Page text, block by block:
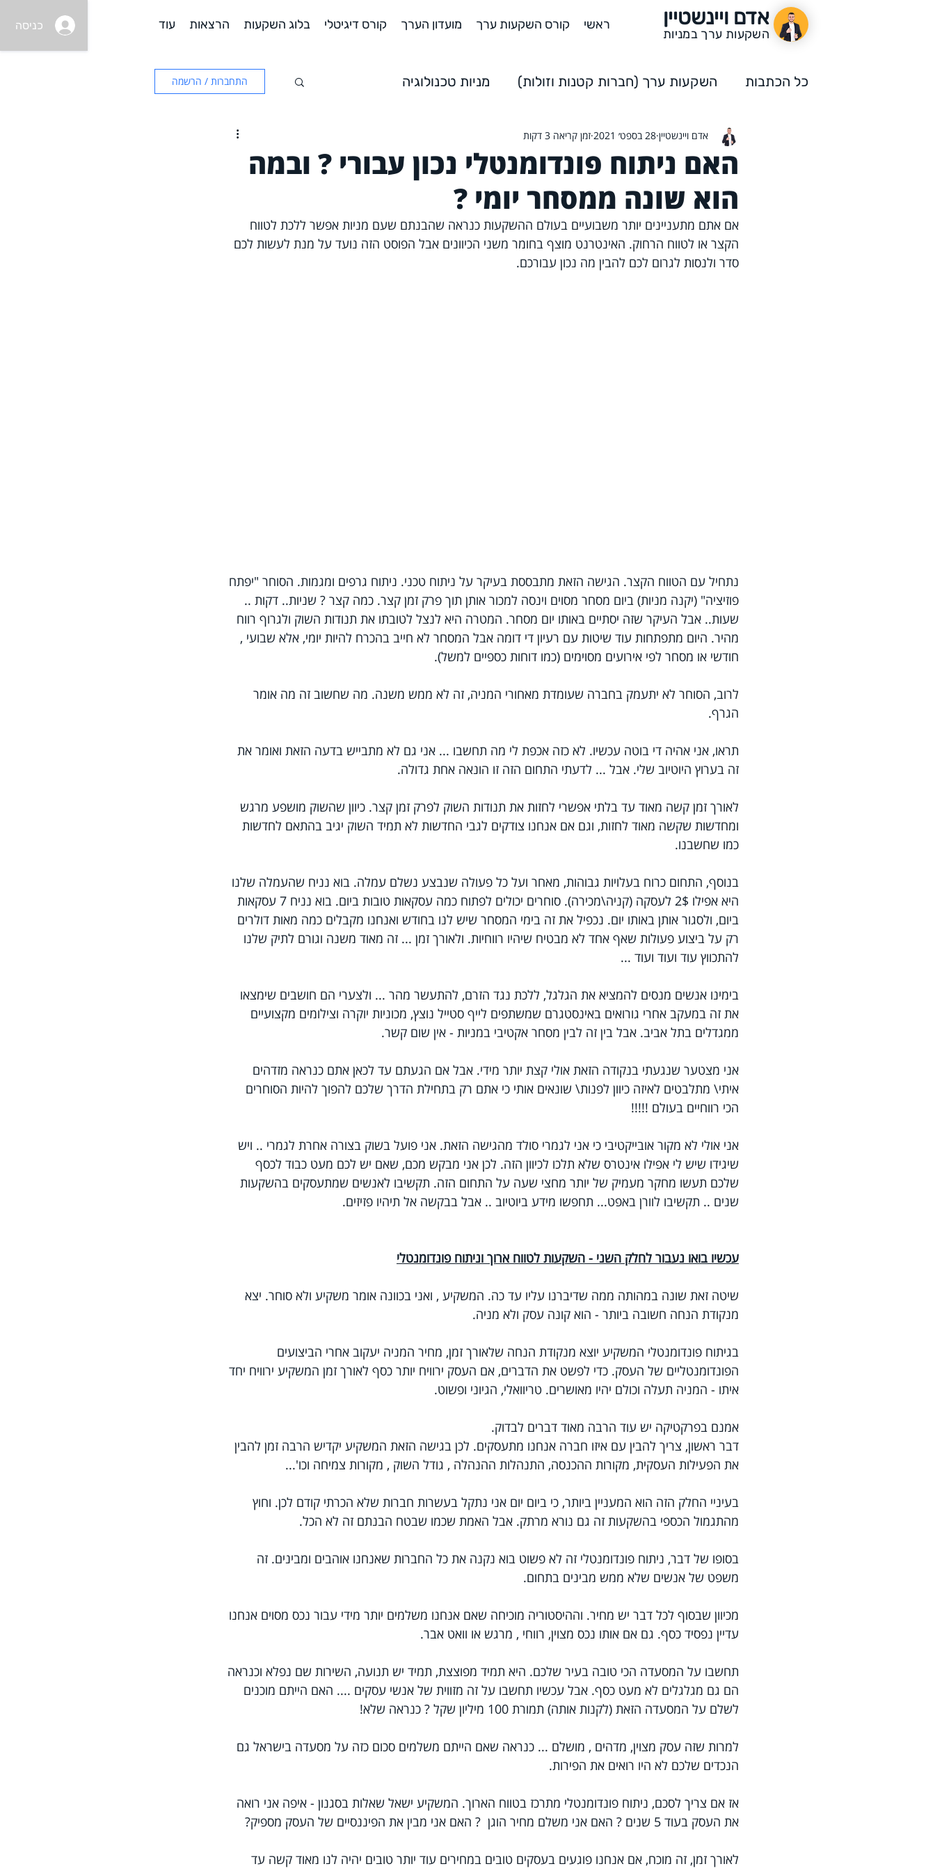
כניסה ראשי קורס השקעות ערך מועדון הערך קורס דיגיטלי בלוג השקעות הרצאות עוד אדם ויינשטיין
השקעות ערך במניות
כל הכתבות השקעות ערך (חברות קטנות וזולות) מניות טכנולוגיה
השקעות ערך תחרות ההשקעות השקעות למתחילים
התחברות / הרשמה
האם ניתוח פונדומנטלי נכון עבורי ? ובמה
הוא שונה ממסחר יומי ?
אדם ויינשטיין 28 בספט׳ 2021 זמן קריאה 3 דקות
אם אתם מתעניינים יותר משבועיים בעולם ההשקעות כנראה שהבנתם שעם מניות אפשר ללכת לטווח
הקצר או לטווח הרחוק. האינטרנט מוצף בחומר משני הכיוונים אבל הפוסט הזה נועד על מנת לעשות לכם
סדר ולנסות לגרום לכם להבין מה נכון עבורכם.
נתחיל עם הטווח הקצר. הגישה הזאת מתבססת בעיקר על ניתוח טכני. ניתוח גרפים ומגמות. הסוחר "יפתח
פוזיציה" (יקנה מניות) ביום מסחר מסוים וינסה למכור אותן תוך פרק זמן קצר. כמה קצר ? שניות.. דקות ..
שעות.. אבל העיקר שזה יסתיים באותו יום מסחר. המטרה היא לנצל לטובתו את תנודות השוק ולגרוף רווח
מהיר. היום מתפתחות עוד שיטות עם רעיון די דומה אבל המסחר לא חייב בהכרח להיות יומי, אלא שבועי ,
חודשי או מסחר לפי אירועים מסוימים (כמו דוחות כספיים למשל).
לרוב, הסוחר לא יתעמק בחברה שעומדת מאחורי המניה, זה לא ממש משנה. מה שחשוב זה מה אומר
הגרף.
תראו, אני אהיה די בוטה עכשיו. לא כזה אכפת לי מה תחשבו ... אני גם לא מתבייש בדעה הזאת ואומר את
זה בערוץ היוטיוב שלי. אבל ... לדעתי התחום הזה זו הונאה אחת גדולה.
לאורך זמן קשה מאוד עד בלתי אפשרי לחזות את תנודות השוק לפרק זמן קצר. כיוון שהשוק מושפע מרגש
ומחדשות שקשה מאוד לחזות, וגם אם אנחנו צודקים לגבי החדשות לא תמיד השוק יגיב בהתאם לחדשות
כמו שחשבנו.
בנוסף, התחום כרוח בעלויות גבוהות, מאחר ועל כל פעולה שנבצע נשלם עמלה. בוא נניח שהעמלה שלנו
היא אפילו 2$ לעסקה (קניה\מכירה). סוחרים יכולים לפתוח כמה עסקאות טובות ביום. בוא נניח 7 עסקאות
ביום, ולסגור אותן באותו יום. נכפיל את זה בימי המסחר שיש לנו בחודש ואנחנו מקבלים כמה מאות דולרים
רק על ביצוע פעולות שאף אחד לא מבטיח שיהיו רווחיות. ולאורך זמן ... זה מאוד משנה וגורם לתיק שלנו
להתכווץ עוד ועוד ועוד ...
בימינו אנשים מנסים להמציא את הגלגל, ללכת נגד הזרם, להתעשר מהר ... ולצערי הם חושבים שימצאו
את זה במעקב אחרי גורואים באינסטגרם שמשתפים לייף סטייל נוצץ, מכוניות יוקרה וצילומים מקצועיים
ממגדלים בתל אביב. אבל בין זה לבין מסחר אקטיבי במניות - אין שום קשר.
אני מצטער שנגעתי בנקודה הזאת אולי קצת יותר מידי. אבל אם הגעתם עד לכאן אתם כנראה מזדהים
איתי\ מתלבטים לאיזה כיוון לפנות\ שונאים אותי כי אתם רק בתחילת הדרך שלכם להפוך להיות הסוחרים
הכי רווחיים בעולם !!!!!
אני אולי לא מקור אובייקטיבי כי אני לגמרי סולד מהגישה הזאת. אני פועל בשוק בצורה אחרת לגמרי .. ויש
שיגידו שיש לי אפילו אינטרס שלא תלכו לכיוון הזה. לכן אני מבקש מכם, שאם יש לכם מעט כבוד לכסף
שלכם תעשו מחקר מעמיק של יותר מחצי שעה על התחום הזה. תקשיבו לאנשים שמתעסקים בהשקעות
שנים .. תקשיבו לוורן באפט... תחפשו מידע ביוטיוב .. אבל בבקשה אל תיהיו פזיזים.
עכשיו בואו נעבור לחלק השני - השקעות לטווח ארוך וניתוח פונדומנטלי
שיטה זאת שונה במהותה ממה שדיברנו עליו עד כה. המשקיע , ואני בכוונה אומר משקיע ולא סוחר. יצא
מנקודת הנחה חשובה ביותר - הוא קונה עסק ולא מניה.
בגיתוח פונדומנטלי המשקיע יוצא מנקודת הנחה שלאורך זמן, מחיר המניה יעקוב אחרי הביצועים
הפונדומנטליים של העסק. כדי לפשט את הדברים, אם העסק ירוויח יותר כסף לאורך זמן המשקיע ירוויח יחד
איתו - המניה תעלה וכולם יהיו מאושרים. טריוואלי, הגיוני ופשוט.
אמנם בפרקטיקה יש עוד הרבה מאוד דברים לבדוק.
דבר ראשון, צריך להבין עם איזו חברה אנחנו מתעסקים. לכן בגישה הזאת המשקיע יקדיש הרבה זמן להבין
את הפעילות העסקית, מקורות ההכנסה, התנהלות ההנהלה , גודל השוק , מקורות צמיחה וכו'...
בעיניי החלק הזה הוא המעניין ביותר, כי ביום יום אני נתקל בעשרות חברות שלא הכרתי קודם לכן. וחוץ
מהתגמול הכספי בהשקעות זה גם נורא מרתק. אבל האמת שכמו שבטח הבנתם זה לא הכל.
בסופו של דבר, ניתוח פונדומנטלי זה לא פשוט בוא נקנה את כל החברות שאנחנו אוהבים ומבינים. זה
משפט של אנשים שלא ממש מבינים בתחום.
מכיוון שבסוף לכל דבר יש מחיר. וההיסטוריה מוכיחה שאם אנחנו משלמים יותר מידי עבור נכס מסוים אנחנו
עדיין נפסיד כסף. גם אם אותו נכס מצוין, רווחי , מרגש או וואט אבר.
תחשבו על המסעדה הכי טובה בעיר שלכם. היא תמיד מפוצצת, תמיד יש תנועה, השירות שם נפלא וכנראה
הם גם מגלגלים לא מעט כסף. אבל עכשיו תחשבו על זה מזווית של אנשי עסקים .... האם הייתם מוכנים
לשלם על המסעדה הזאת (לקנות אותה) תמורת 100 מיליון שקל ? כנראה שלא!
למרות שזה עסק מצוין, מדהים , מושלם ... כנראה שאם הייתם משלמים סכום כזה על מסעדה בישראל גם
הנכדים שלכם לא היו רואים את הפירות.
אז אם צריך לסכם, ניתוח פונדומנטלי מתרכז בטווח הארוך. המשקיע ישאל שאלות בסגנון - איפה אני רואה
את העסק בעוד 5 שנים ? האם אני משלם מחיר הוגן  ? האם אני מבין את הפיננסיים של העסק מספיק?
לאורך זמן, זה מוכח, אם אנחנו פוגעים בעסקים טובים במחירים עוד יותר טובים יהיה לנו מאוד קשה עד